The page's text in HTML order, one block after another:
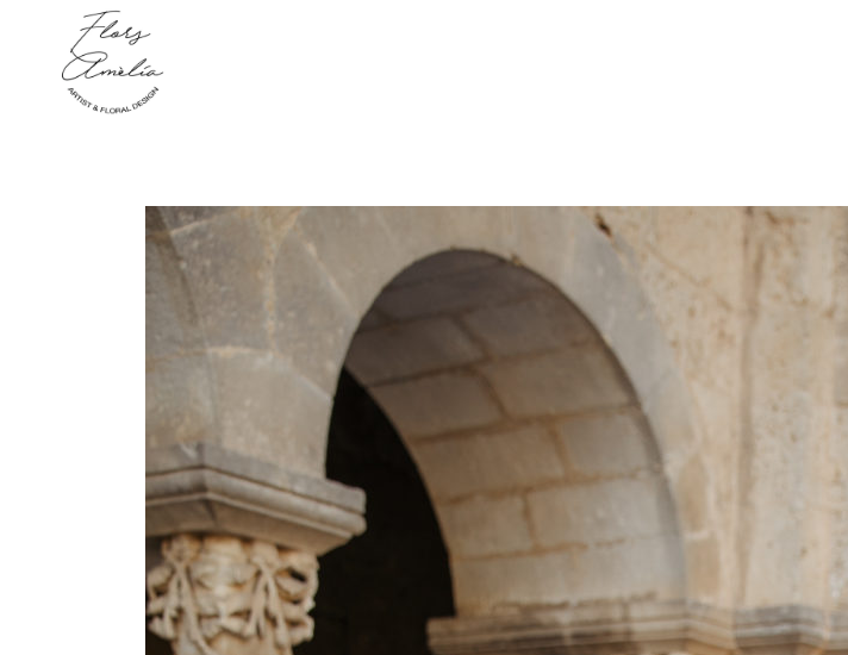
function new_meta_viewport() { echo '